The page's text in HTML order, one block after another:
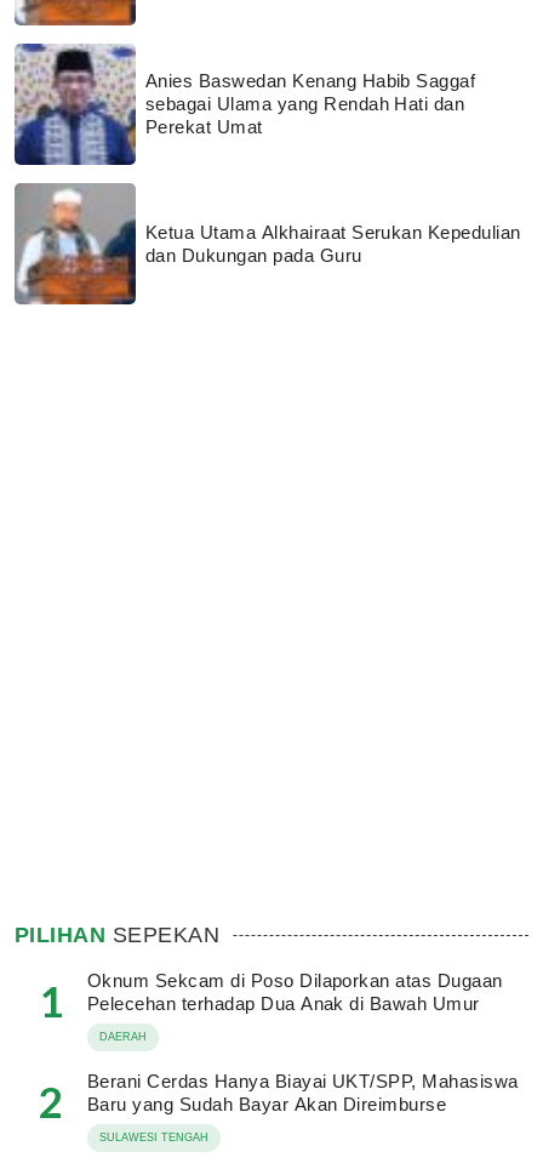
Anies Baswedan Kenang Habib Saggaf
sebagai Ulama yang Rendah Hati dan
Perekat Umat
Ketua Utama Alkhairaat Serukan Kepedulian
dan Dukungan pada Guru
PILIHAN SEPEKAN
1
Oknum Sekcam di Poso Dilaporkan atas Dugaan
Pelecehan terhadap Dua Anak di Bawah Umur
DAERAH
2
Berani Cerdas Hanya Biayai UKT/SPP, Mahasiswa
Baru yang Sudah Bayar Akan Direimburse
SULAWESI TENGAH